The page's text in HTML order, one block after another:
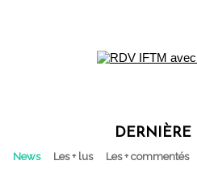
DERNIÈRE
News Les + lus Les + commentés